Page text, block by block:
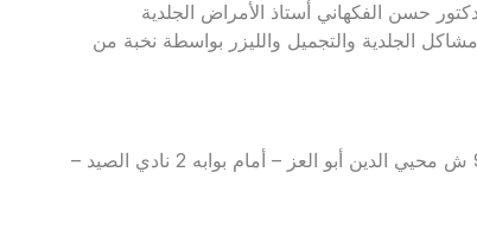
حسن الفكهاني أستاذ الأمراض الجلدية
الجلدية والتجميل والليزر بواسطة نخبة من
للحجز والاستعلام: 01011121127 – 01555556694 – العنوان: 90 ش محيي الدين أبو العز – أمام بوابه 2 نادي الصيد –